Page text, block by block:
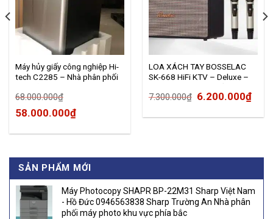
SẢN PHẨM MỚI
Máy Photocopy SHAPR BP-22M31 Sharp Việt Nam
- Hồ Đức 0946563838 Sharp Trường An Nhà phân
phối máy photo khu vực phía bắc
Máy hủy giấy công nghiệp Hi-
tech C2285 – Nhà phân phối
68.000.000₫
Original
68.000.000₫.
58.000.000₫Current
58.000.000₫.
LOA XÁCH TAY BOSSELAC
SK-668 HiFi KTV – Deluxe –
094.666.11.88
7.300.000₫ Original
6.200.000₫